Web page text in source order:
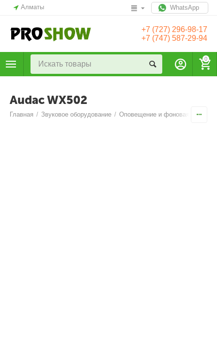
Алматы WhatsApp
+7 (727) 296-98-17
+7 (747) 587-29-94
0
Audac WX502
Главная / Звуковое оборудование / Оповещение и фоновая музыка